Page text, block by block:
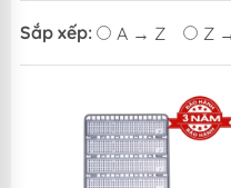
Sắp xếp: A → Z Z